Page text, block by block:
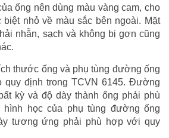
ống nên dùng màu vàng cam, cho
nhỏ về màu sắc bên ngoài. Mặt
nhẵn, sạch và không bị gợn cũng
thước ống và phụ tùng đường ống
quy định trong TCVN 6145. Đường
kỳ và độ dày thành ống phải phù
hình học của phụ tùng đường ống
tương ứng phải phù hợp với quy